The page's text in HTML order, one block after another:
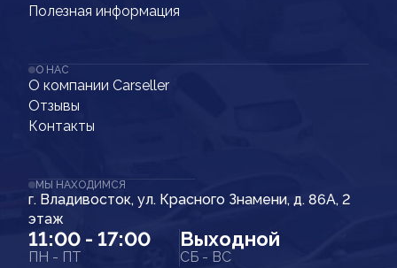
Полезная информация
О НАС
О компании Carseller
Отзывы
Контакты
МЫ НАХОДИМСЯ
г. Владивосток, ул. Красного Знамени, д. 86А, 2
этаж
11:00 - 17:00
ПН - ПТ
Выходной
СБ - ВС